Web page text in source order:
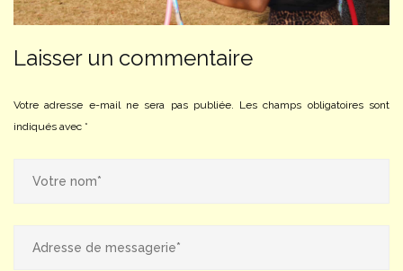
Laisser un commentaire
Votre adresse e-mail ne sera pas publiée.
Les champs obligatoires sont
indiqués avec *